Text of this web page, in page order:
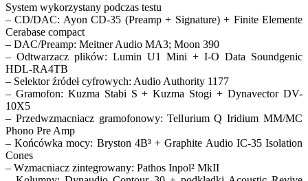
System wykorzystany podczas testu
– CD/DAC: Ayon CD-35 (Preamp + Signature) + Finite Elemente
Cerabase compact
– DAC/Preamp: Meitner Audio MA3; Moon 390
– Odtwarzacz plików: Lumin U1 Mini + I-O Data Soundgenic
HDL-RA4TB
– Selektor źródeł cyfrowych: Audio Authority 1177
– Gramofon: Kuzma Stabi S + Kuzma Stogi + Dynavector DV-
10X5
– Przedwzmacniacz gramofonowy: Tellurium Q Iridium MM/MC
Phono Pre Amp
– Końcówka mocy: Bryston 4B³ + Graphite Audio IC-35 Isolation
Cones
– Wzmacniacz zintegrowany: Pathos Inpol² MkII